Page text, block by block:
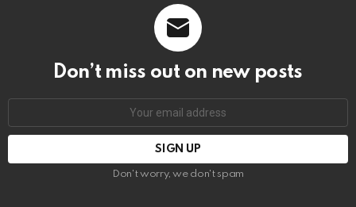
Don’t miss out on new posts
Don't worry, we don't spam